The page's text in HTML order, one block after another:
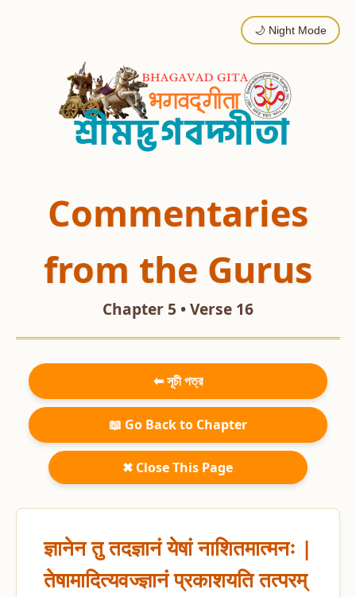
🌙 Night Mode
Commentaries
from the Gurus
Chapter 5 • Verse 16
⬅ সূচী পত্র
📖 Go Back to Chapter
✖ Close This Page
ज्ञानेन तु तदज्ञानं येषां नाशितमात्मनः |
तेषामादित्यवज्ज्ञानं प्रकाशयति तत्परम्